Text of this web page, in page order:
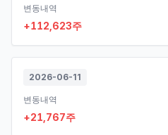
변동내역
+112,623주
2026-06-11
변동내역
+21,767주